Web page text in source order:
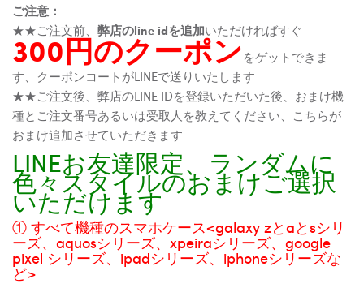
ご注意：
★★ご注文前、 弊店のline idを追加いただければすぐ
300円のクーポンをゲットできま
す、クーポンコートがLINEで送りいたします
★★ご注文後、弊店のLINE IDを登録いただいた後、おまけ機
種とご注文番号あるいは受取人を教えてください、こちらが
おまけ追加させていただきます
LINEお友達限定、ランダムに
色々スタイルのおまけご選択
いただけます
① すべて機種のスマホケース<galaxy zとaとsシリ
ーズ、aquosシリーズ、xpeiraシリーズ、google
pixel シリーズ、ipadシリーズ、iphoneシリーズな
ど>